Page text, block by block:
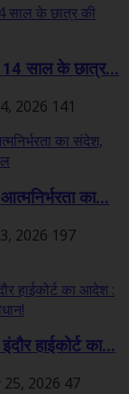
14 साल के छात्र...
2026 141
का...
2026 197
हाईकोर्ट का...
25, 2026 47